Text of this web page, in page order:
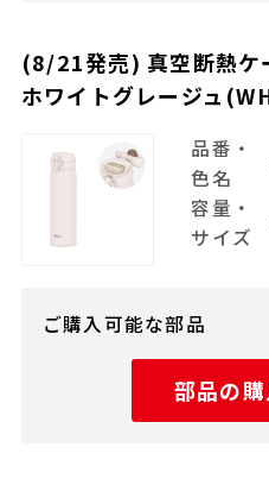
(8/21発売) 真空断熱
ホワイトグレージュ
品番・
色名
容量・
サイズ
ご購入可能な部品
部品の